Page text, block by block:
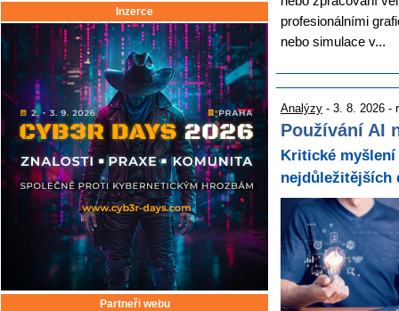
Inzerce
Partneři webu
profesionálními
nebo simulace v...
Analýzy - 3. 8. 2026 -
Používání AI
Kritické
nejdůležitějších